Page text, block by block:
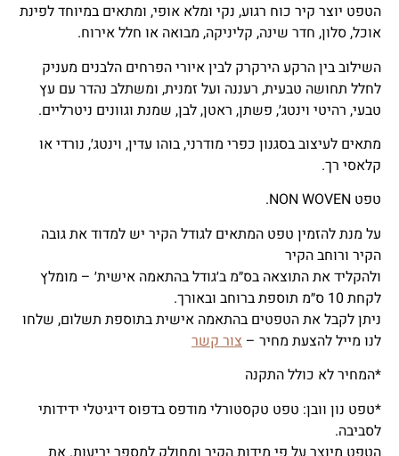
הטפט יוצר קיר כוח רגוע, נקי ומלא אופי, ומתאים במיוחד לפינת
אוכל, סלון, חדר שינה, קליניקה, מבואה או חלל אירוח.
השילוב בין הרקע הירקרק לבין איורי הפרחים הלבנים מעניק
לחלל תחושה טבעית, רעננה ועל זמנית, ומשתלב נהדר עם עץ
טבעי, רהיטי וינטג׳, פשתן, ראטן, לבן, שמנת וגוונים ניטרליים.
מתאים לעיצוב בסגנון כפרי מודרני, בוהו עדין, וינטג׳, נורדי או
קלאסי רך.
טפט NON WOVEN.
על מנת להזמין טפט המתאים לגודל הקיר יש למדוד את גובה
הקיר ורוחב הקיר
ולהקליד את התוצאה בס״מ ב׳גודל בהתאמה אישית׳ – מומלץ
לקחת 10 ס״מ תוספת ברוחב ובאורך.
ניתן לקבל את הטפטים בהתאמה אישית בתוספת תשלום, שלחו
לנו מייל להצעת מחיר – צור קשר
*המחיר לא כולל התקנה
*טפט נון וובן: טפט טקסטורלי מודפס בדפוס דיגיטלי ידידותי
לסביבה.